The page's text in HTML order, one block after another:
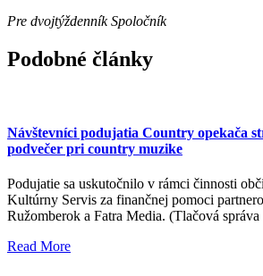
Pre dvojtýždenník Spoločník
Podobné články
Návštevníci podujatia Country opekača
podvečer pri country muzike
Podujatie sa uskutočnilo v rámci činnosti
Kultúrny Servis za finančnej pomoci
Ružomberok a Fatra Media. (Tlačová správa
Read More